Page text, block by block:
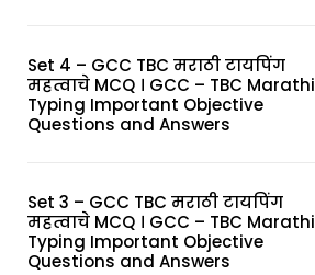
Set 4 – GCC TBC मराठी टायपिंग
महत्वाचे MCQ । GCC – TBC Marathi
Typing Important Objective
Questions and Answers
Set 3 – GCC TBC मराठी टायपिंग
महत्वाचे MCQ । GCC – TBC Marathi
Typing Important Objective
Questions and Answers